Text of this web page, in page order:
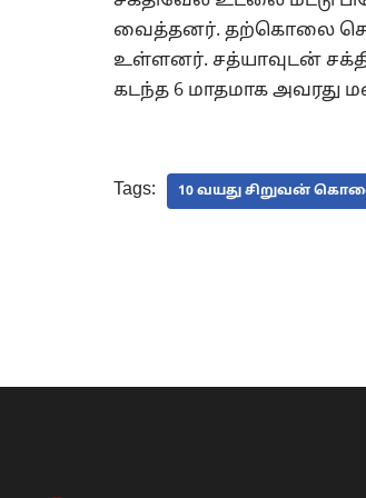
வைத்தனர். தற்கொலை
உள்ளனர். சத்யாவுடன்
கடந்த 6 மாதமாக அவரது
Tags: 10 வயது சிறுவன்